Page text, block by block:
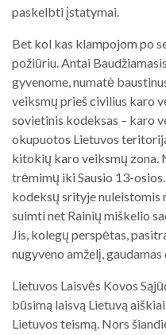
paskelbti įstatymai.
Bet kol kas klampojom po
požiūriu. Antai
gyvenome, numatė
veiksmų prieš civilius karo
sovietinis kodeksas – karo
okupuotos Lietuvos
kitokių karo veiksmų zona.
trėmimų iki Sausio 13-
kodeksų srityje nuleistomis
suimti net Rainių miškelio
Jis, kolegų perspėtas,
nugyveno amželį, gaudamas
Lietuvos Laisvės Kovos
būsimą laisvą Lietuvą
Lietuvos teismą. Nors